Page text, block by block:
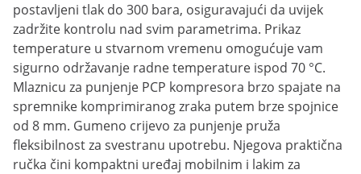
postavljeni tlak do 300 bara, osiguravajući da uvijek
zadržite kontrolu nad svim parametrima. Prikaz
temperature u stvarnom vremenu omogućuje vam
sigurno održavanje radne temperature ispod 70 °C.
Mlaznicu za punjenje PCP kompresora brzo spajate na
spremnike komprimiranog zraka putem brze spojnice
od 8 mm. Gumeno crijevo za punjenje pruža
fleksibilnost za svestranu upotrebu. Njegova praktična
ručka čini kompaktni uređaj mobilnim i lakim za